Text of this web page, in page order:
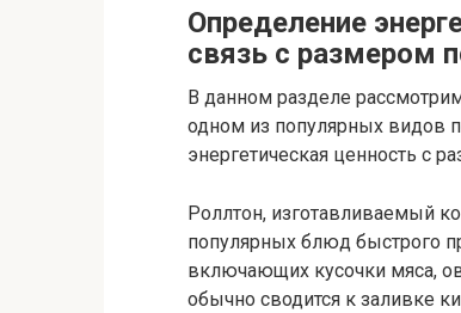
Определение
связь с размером
В данном разделе
одном из популярных видов
энергетическая ценность с
Роллтон, изготавливаемый
популярных блюд быстрого
включающих кусочки мяса,
обычно сводится к заливке